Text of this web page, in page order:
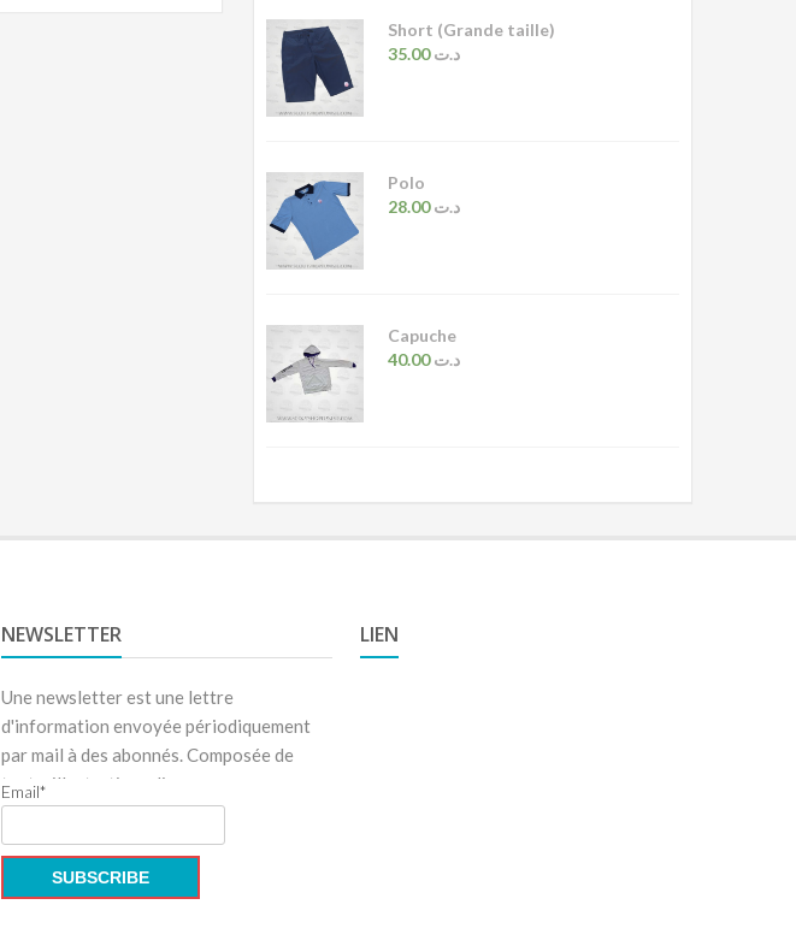
Short (Grande taille)
35.00د.ت
Polo
28.00د.ت
Capuche
40.00د.ت
NEWSLETTER
Une newsletter est une lettre
d'information envoyée périodiquement
par mail à des abonnés. Composée de
texte, illustrations, liens renvoya
Email*
LIEN